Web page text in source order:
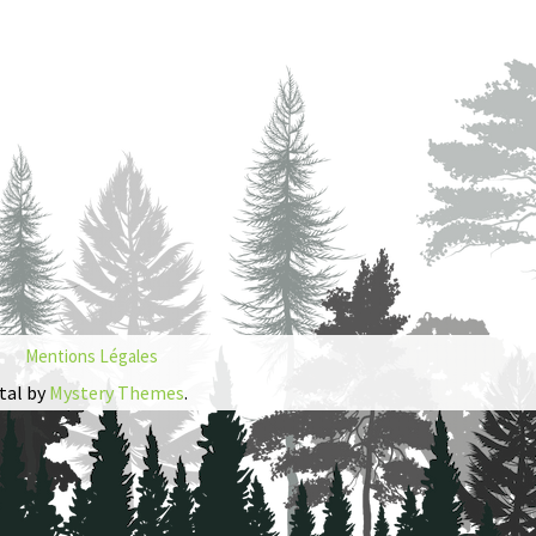
Mentions Légales
byMystery Themes.